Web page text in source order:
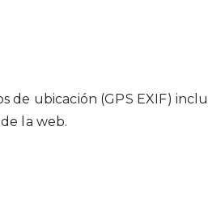
ubicación (GPS EXIF)
la web.